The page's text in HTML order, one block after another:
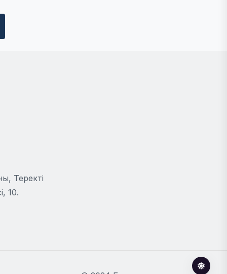
Теректі
10.